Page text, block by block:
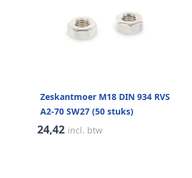
Zeskantmoer M18 DIN 934 RVS
A2-70 SW27 (50 stuks)
24,42 incl. btw